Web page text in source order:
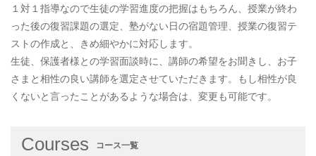
１対１指導なので生徒の学習進度の把握はもちろん、授業が終わ
った後の復習課題の選定、塾がない日の宿題管理、授業の復習テ
ストの作成と、きめ細やかに対応します。
生徒、保護者様との学習面談時に、講師の希望をお聞きし、お子
さまと相性の良い講師を選定させていただきます。もし相性が良
くないと言ったことがあるような場合は、変更も可能です。
Courses コース一覧